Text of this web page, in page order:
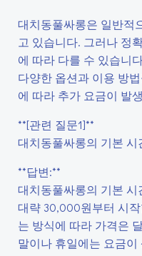
대치동풀싸롱은 일반적
고 있습니다. 그러나 정
에 따라 다를 수 있습니
다양한 옵션과 이용 방
에 따라 추가 요금이 발
**[관련 질문1]**
대치동풀싸롱의 기본 시
**답변:**
대치동풀싸롱의 기본 시
대략 30,000원부터 시
는 방식에 따라 가격은
말이나 휴일에는 요금